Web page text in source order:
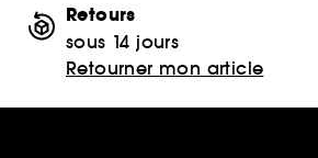
Retours
sous 14 jours
Retourner mon article